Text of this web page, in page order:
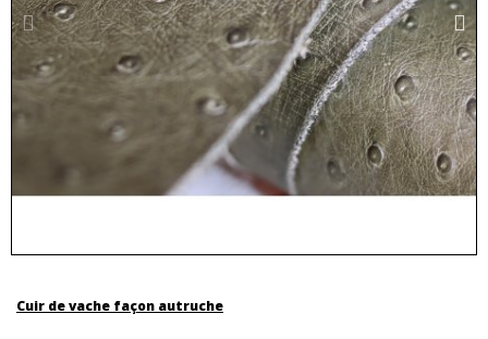
Cuir de vache façon autruche